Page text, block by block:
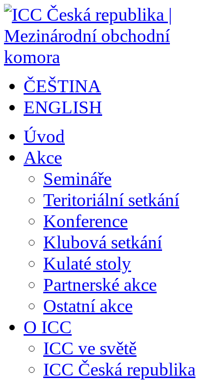
ČEŠTINA
ENGLISH
Úvod
Akce
Semináře
Teritoriální setkání
Konference
Klubová setkání
Kulaté stoly
Partnerské akce
Ostatní akce
O ICC
ICC ve světě
ICC Česká republika